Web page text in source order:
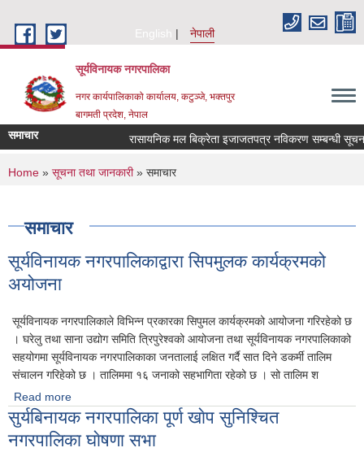
English
नेपाली
सूर्यविनायक नगरपालिका
नगर कार्यपालिकाको कार्यालय, कटुञ्जे, भक्तपुर
बागमती प्रदेश, नेपाल
समाचार रासायनिक मल बिक्रेता इजाजतपत्र नविकरण सम्बन्धी सूचना !
You are here
Home » सूचना तथा जानकारी» समाचार
समाचार
सूर्यविनायक नगरपालिकाद्वारा सिपमुलक कार्यक्रमको
अयोजना
सूर्यविनायक नगरपालिकाले विभिन्न प्रकारका सिपुमल कार्यक्रमको आयोजना गरिरहेको छ
। घरेलु तथा साना उद्योग समिति त्रिपुरेश्वको आयोजना तथा सूर्यविनायक नगरपालिकाको
सहयोगमा सूर्यविनायक नगरपालिकाका जनतालाई लक्षित गर्दै सात दिने डकर्मी तालिम
संचालन गरिहेको छ । तालिममा १६ जनाको सहभागिता रहेको छ । सो तालिम श
Read more
सुर्यबिनायक नगरपालिका पूर्ण खाेप सुनिश्चित
नगरपालिका घाेषणा सभा